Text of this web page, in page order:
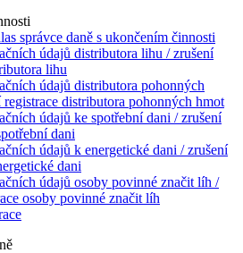
správce daně s ukončením činnosti
údajů distributora lihu / zrušení
lihu
údajů distributora pohonných
registrace distributora pohonných hmot
údajů ke spotřební dani / zrušení
dani
údajů k energetické dani / zrušení
dani
údajů osoby povinné značit líh /
osoby povinné značit líh